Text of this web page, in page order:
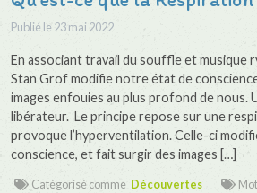
Publié le 23 mai 2022
En associant travail du souffle et musique
Stan Grof modifie notre état de
images enfouies au plus profond de nous.
libérateur. Le principe repose sur une
provoque l’hyperventilation. Celle-ci
conscience, et fait surgir des images […]
Catégorisé comme Découvertes